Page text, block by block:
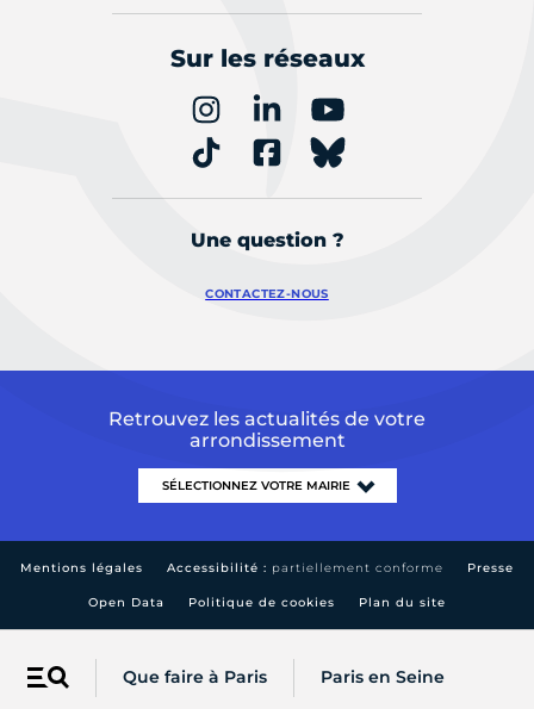
Menu Que faire à Paris Paris en Seine
Sur les réseaux
Une question ?
CONTACTEZ-NOUS
Retrouvez les actualités de votre
arrondissement
Mentions légales Accessibilité : partiellement conforme Presse
Open Data Politique de cookies Plan du site